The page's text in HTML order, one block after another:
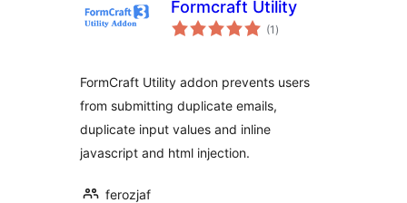
Formcraft Utility
(1 전
체)
FormCraft Utility addon prevents users
from submitting duplicate emails,
duplicate input values and inline
javascript and html injection.
ferozjaf